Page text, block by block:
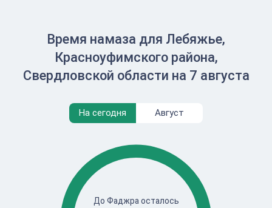
Время намаза для Лебяжье,
Красноуфимского района,
Свердловской области на 7 августа
На сегодня Август
До Фаджра осталось